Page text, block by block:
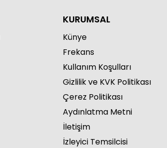
KURUMSAL
Künye
Frekans
Kullanım Koşulları
Gizlilik ve KVK Politikası
Çerez Politikası
Aydınlatma Metni
İletişim
İzleyici Temsilcisi